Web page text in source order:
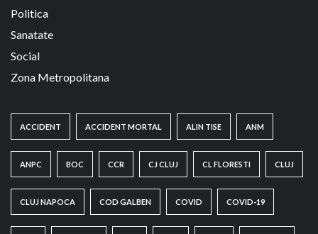
Politica
Sanatate
Social
Zona Metropolitana
ACCIDENT ACCIDENT MORTAL ALIN TISE ANM
ANPC BOC CCR CJ CLUJ CL FLORESTI CLUJ
CLUJ NAPOCA COD GALBEN COVID COVID-19